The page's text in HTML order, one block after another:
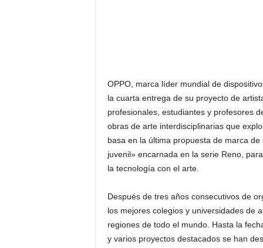
OPPO, marca líder mundial de
la cuarta entrega de su proyecto de
profesionales, estudiantes y profesores
obras de arte interdisciplinarias que
basa en la última propuesta de marca
juvenil» encarnada en la serie Reno,
la tecnología con el arte.
Después de tres años consecutivos de
los mejores colegios y universidades de
regiones de todo el mundo. Hasta la
y varios proyectos destacados se han